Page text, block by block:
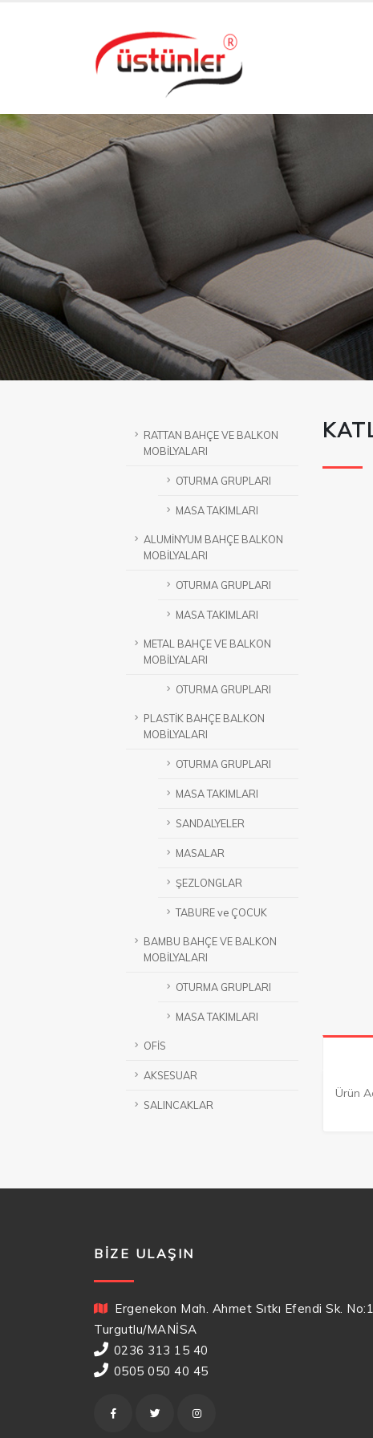
RATTAN BAHÇE VE BALKON
MOBİLYALARI
OTURMA GRUPLARI
MASA TAKIMLARI
ALUMİNYUM BAHÇE BALKON
MOBİLYALARI
OTURMA GRUPLARI
MASA TAKIMLARI
METAL BAHÇE VE BALKON
MOBİLYALARI
OTURMA GRUPLARI
PLASTİK BAHÇE BALKON
MOBİLYALARI
OTURMA GRUPLARI
MASA TAKIMLARI
SANDALYELER
MASALAR
ŞEZLONGLAR
TABURE ve ÇOCUK
BAMBU BAHÇE VE BALKON
MOBİLYALARI
OTURMA GRUPLARI
MASA TAKIMLARI
OFİS
AKSESUAR
SALINCAKLAR
Ürün
BIZE ULAŞIN
Ergenekon Mah. Ahmet Sıtkı Efendi Sk.
Turgutlu/MANİSA
0236 313 15 40
0505 050 40 45